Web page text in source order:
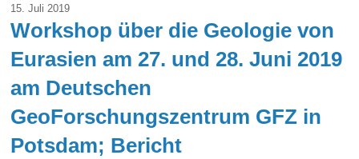
15. Juli 2019
Workshop über die Geologie von
Eurasien am 27. und 28. Juni 2019
am Deutschen
GeoForschungszentrum GFZ in
Potsdam; Bericht